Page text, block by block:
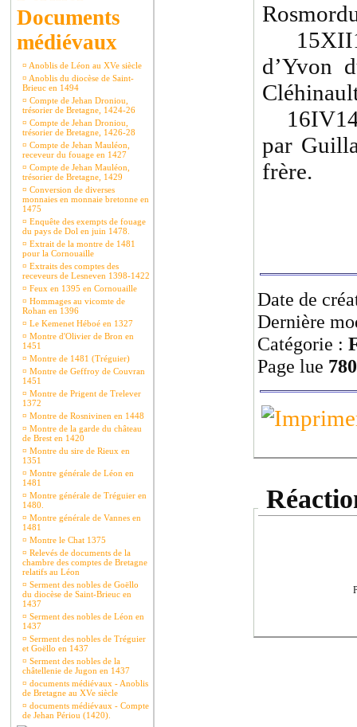
Documents
médiévaux
¤ Anoblis de Léon au XVe siècle
¤ Anoblis du diocèse de Saint-
Brieuc en 1494
¤ Compte de Jehan Droniou,
trésorier de Bretagne, 1424-26
¤ Compte de Jehan Droniou,
trésorier de Bretagne, 1426-28
¤ Compte de Jehan Mauléon,
receveur du fouage en 1427
¤ Compte de Jehan Mauléon,
trésorier de Bretagne, 1429
¤ Conversion de diverses
monnaies en monnaie bretonne en
1475
¤ Enquête des exempts de fouage
du pays de Dol en juin 1478.
¤ Extrait de la montre de 1481
pour la Cornouaille
¤ Extraits des comptes des
receveurs de Lesneven 1398-1422
¤ Feux en 1395 en Cornouaille
¤ Hommages au vicomte de
Rohan en 1396
¤ Le Kemenet Héboé en 1327
¤ Montre d'Olivier de Bron en
1451
¤ Montre de 1481 (Tréguier)
¤ Montre de Geffroy de Couvran
1451
¤ Montre de Prigent de Trelever
1372
¤ Montre de Rosnivinen en 1448
¤ Montre de la garde du château
de Brest en 1420
¤ Montre du sire de Rieux en
1351
¤ Montre générale de Léon en
1481
¤ Montre générale de Tréguier en
1480.
¤ Montre générale de Vannes en
1481
¤ Montre le Chat 1375
¤ Relevés de documents de la
chambre des comptes de Bretagne
relatifs au Léon
¤ Serment des nobles de Goëllo
du diocèse de Saint-Brieuc en
1437
¤ Serment des nobles de Léon en
1437
¤ Serment des nobles de Tréguier
et Goëllo en 1437
¤ Serment des nobles de la
châtellenie de Jugon en 1437
¤ documents médiévaux - Anoblis
de Bretagne au XVe siècle
¤ documents médiévaux - Compte
de Jehan Périou (1420).
d’Yvon
par
frère.
Date de
Dernière
Catégorie :
Page lue